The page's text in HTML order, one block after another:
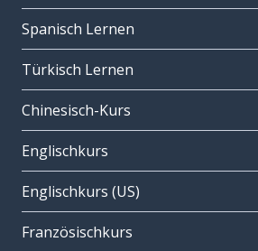
Spanisch Lernen
Türkisch Lernen
Chinesisch-Kurs
Englischkurs
Englischkurs (US)
Französischkurs